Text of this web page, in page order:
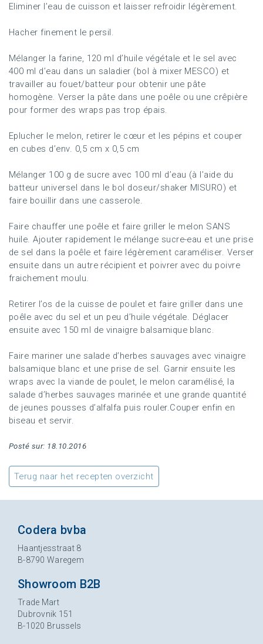
Eliminer l’eau de cuisson et laisser refroidir légèrement.
Hacher finement le persil.
Mélanger la farine, 120 ml d’huile végétale et le sel avec
400 ml d’eau dans un saladier (bol à mixer MESCO) et
travailler au fouet/batteur pour obtenir une pâte
homogène. Verser la pâte dans une poêle ou une crêpière
pour former des wraps pas trop épais.
Eplucher le melon, retirer le cœur et les pépins et couper
en cubes d’env. 0,5 cm x 0,5 cm
Mélanger 100 g de sucre avec 100 ml d’eau (à l’aide du
batteur universel dans le bol doseur/shaker MISURO) et
faire bouillir dans une casserole.
Faire chauffer une poêle et faire griller le melon SANS
huile. Ajouter rapidement le mélange sucre-eau et une prise
de sel dans la poêle et faire légèrement caraméliser. Verser
ensuite dans un autre récipient et poivrer avec du poivre
fraichement moulu.
Retirer l’os de la cuisse de poulet et faire griller dans une
poêle avec du sel et un peu d’huile végétale. Déglacer
ensuite avec 150 ml de vinaigre balsamique blanc.
Faire mariner une salade d’herbes sauvages avec vinaigre
balsamique blanc et une prise de sel. Garnir ensuite les
wraps avec la viande de poulet, le melon caramélisé, la
salade d’herbes sauvages marinée et une grande quantité
de jeunes pousses d’alfalfa puis rouler.Couper enfin en
biseau et servir.
Posté sur: 18.10.2016
Terug naar het recepten overzicht
Codera bvba
Haantjesstraat 8
B-8790 Waregem
Showroom B2B
Trade Mart
Dubrovnik 151
B-1020 Brussels